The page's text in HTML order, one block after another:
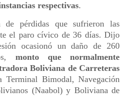
respectivas.
pérdidas que sufrieron las
el paro cívico de 36 días. Dijo
ocasionó un daño de 260
monto que normalmente
Boliviana de Carreteras
Terminal Bimodal, Navegación
(Naabol) y Boliviana de